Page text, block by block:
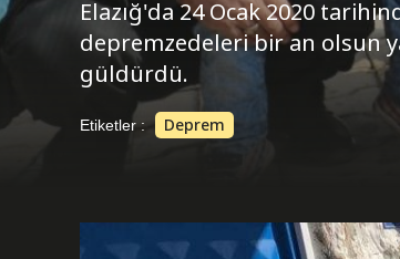
Elazığ'da 24 Ocak 2020
depremzedeleri bir an olsun
güldürdü.
Etiketler : Deprem